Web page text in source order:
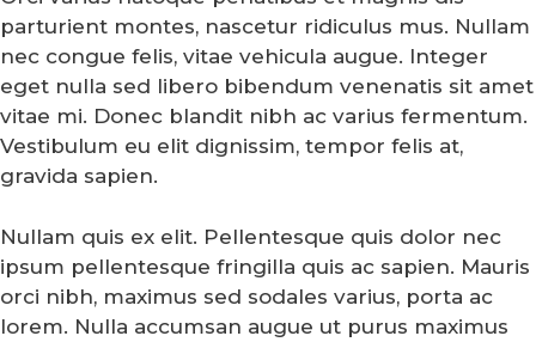
parturient montes, nascetur ridiculus mus. Nullam
nec congue felis, vitae vehicula augue. Integer
eget nulla sed libero bibendum venenatis sit amet
vitae mi. Donec blandit nibh ac varius fermentum.
Vestibulum eu elit dignissim, tempor felis at,
gravida sapien.
Nullam quis ex elit. Pellentesque quis dolor nec
ipsum pellentesque fringilla quis ac sapien. Mauris
orci nibh, maximus sed sodales varius, porta ac
lorem. Nulla accumsan augue ut purus maximus